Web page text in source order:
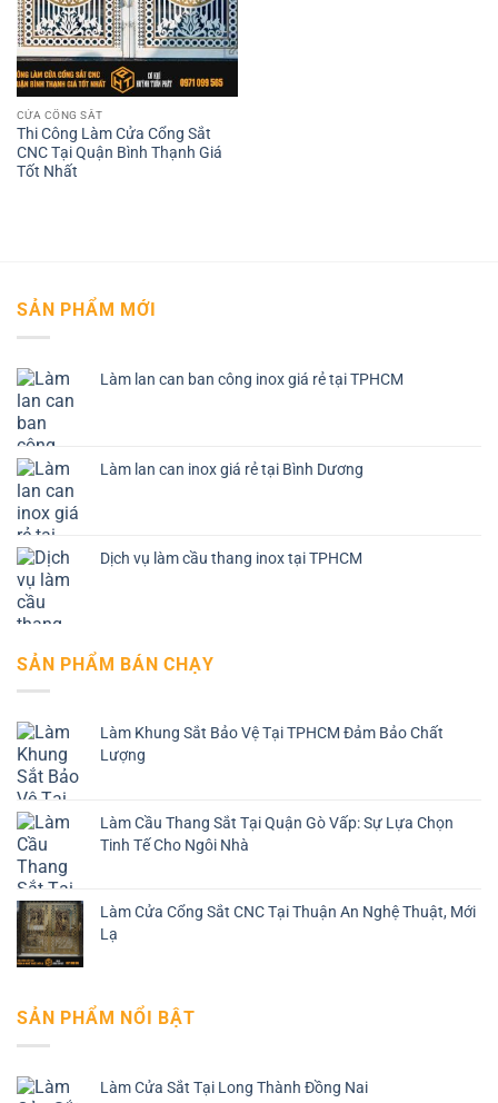
CỬA CỔNG SẮT
Thi Công Làm Cửa Cổng Sắt
CNC Tại Quận Bình Thạnh Giá
Tốt Nhất
SẢN PHẨM MỚI
Làm lan can ban công inox giá rẻ tại TPHCM
Làm lan can inox giá rẻ tại Bình Dương
Dịch vụ làm cầu thang inox tại TPHCM
SẢN PHẨM BÁN CHẠY
Làm Khung Sắt Bảo Vệ Tại TPHCM Đảm Bảo Chất
Lượng
Làm Cầu Thang Sắt Tại Quận Gò Vấp: Sự Lựa Chọn
Tinh Tế Cho Ngôi Nhà
Làm Cửa Cổng Sắt CNC Tại Thuận An Nghệ Thuật, Mới
Lạ
SẢN PHẨM NỔI BẬT
Làm Cửa Sắt Tại Long Thành Đồng Nai